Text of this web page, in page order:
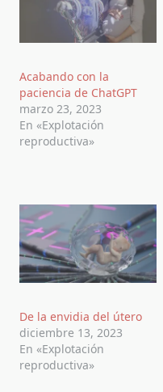
Acabando con la
paciencia de ChatGPT
marzo 23, 2023
En «Explotación
reproductiva»
De la envidia del útero
diciembre 13, 2023
En «Explotación
reproductiva»